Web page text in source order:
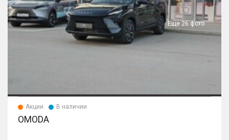
Еще 26 фото
Акции В наличии
OMODA